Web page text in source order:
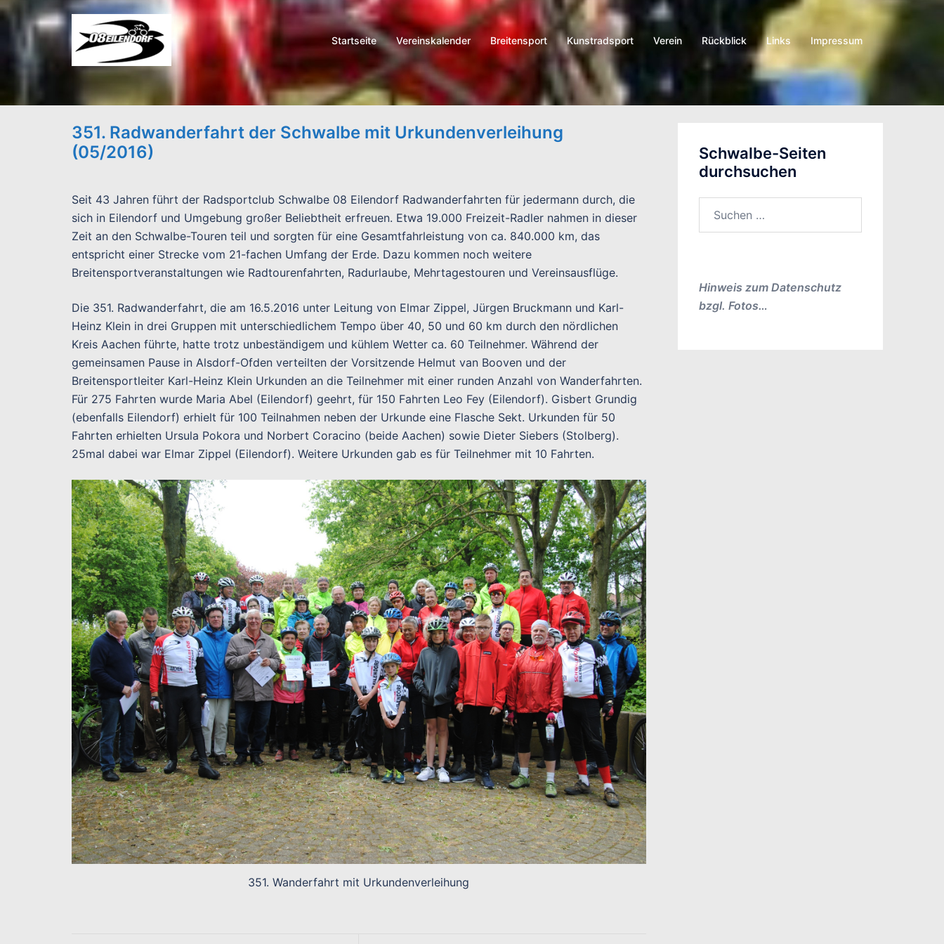
Zum
springen
Startseite Vereinskalender Breitensport Kunstradsport Verein Rückblick Links Impressum
351. Radwanderfahrt der Schwalbe mit Urkundenverleihung
(05/2016)
Seit 43 Jahren führt der Radsportclub Schwalbe 08 Eilendorf Radwanderfahrten für jedermann durch, die
sich in Eilendorf und Umgebung großer Beliebtheit erfreuen. Etwa 19.000 Freizeit-Radler nahmen in dieser
Zeit an den Schwalbe-Touren teil und sorgten für eine Gesamtfahrleistung von ca. 840.000 km, das
entspricht einer Strecke vom 21-fachen Umfang der Erde. Dazu kommen noch weitere
Breitensportveranstaltungen wie Radtourenfahrten, Radurlaube, Mehrtagestouren und Vereinsausflüge.
Die 351. Radwanderfahrt, die am 16.5.2016 unter Leitung von Elmar Zippel, Jürgen Bruckmann und Karl-
Heinz Klein in drei Gruppen mit unterschiedlichem Tempo über 40, 50 und 60 km durch den nördlichen
Kreis Aachen führte, hatte trotz unbeständigem und kühlem Wetter ca. 60 Teilnehmer. Während der
gemeinsamen Pause in Alsdorf-Ofden verteilten der Vorsitzende Helmut van Booven und der
Breitensportleiter Karl-Heinz Klein Urkunden an die Teilnehmer mit einer runden Anzahl von Wanderfahrten.
Für 275 Fahrten wurde Maria Abel (Eilendorf) geehrt, für 150 Fahrten Leo Fey (Eilendorf). Gisbert Grundig
(ebenfalls Eilendorf) erhielt für 100 Teilnahmen neben der Urkunde eine Flasche Sekt. Urkunden für 50
Fahrten erhielten Ursula Pokora und Norbert Coracino (beide Aachen) sowie Dieter Siebers (Stolberg).
25mal dabei war Elmar Zippel (Eilendorf). Weitere Urkunden gab es für Teilnehmer mit 10 Fahrten.
351. Wanderfahrt mit Urkundenverleihung
Schwalbe-Seiten
durchsuchen
Hinweis zum Datenschutz
bzgl. Fotos…